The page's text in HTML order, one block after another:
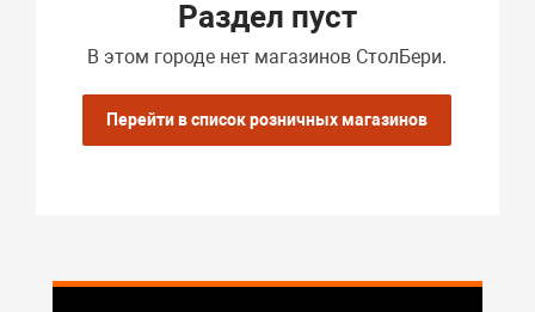
Раздел пуст
В этом городе нет магазинов СтолБери.
Перейти в список розничных магазинов